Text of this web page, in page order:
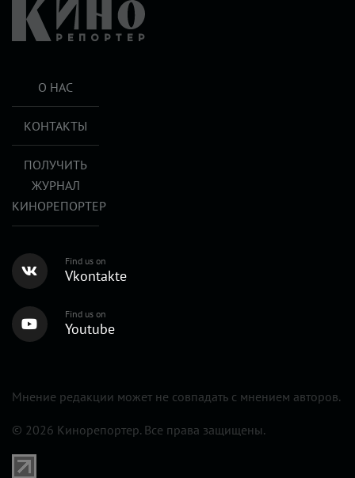
О НАС
КОНТАКТЫ
ПОЛУЧИТЬ
ЖУРНАЛ
КИНОРЕПОРТЕР
Find us on
Vkontakte
Find us on
Youtube
Мнение редакции может не совпадать с мнением авторов.
© 2026 Кинорепортер. Все права защищены.